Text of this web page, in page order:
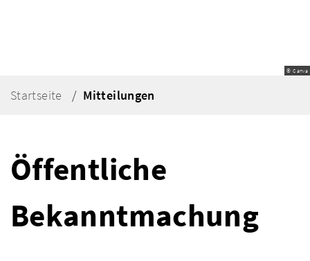
© Canva
Startseite Mitteilungen
Öffentliche
Bekanntmachung